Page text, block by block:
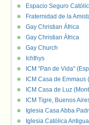
Espacio Seguro
Fraternidad de la
Gay Christian África
Gay Christian África
Gay Church
Ichthys
ICM "Pan de Vida"
ICM Casa de Emmaus
ICM Casa de Luz
ICM Tigre, Buenos
Iglesia Casa Abba
Iglesia Católica Antigua